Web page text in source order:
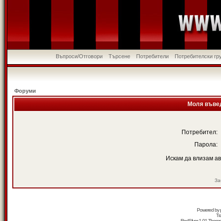
Въпроси/Отговори Търсене Потребители Потребителски
Форуми
Моля
Потребител:
Парола:
Искам да влизам
Powered by